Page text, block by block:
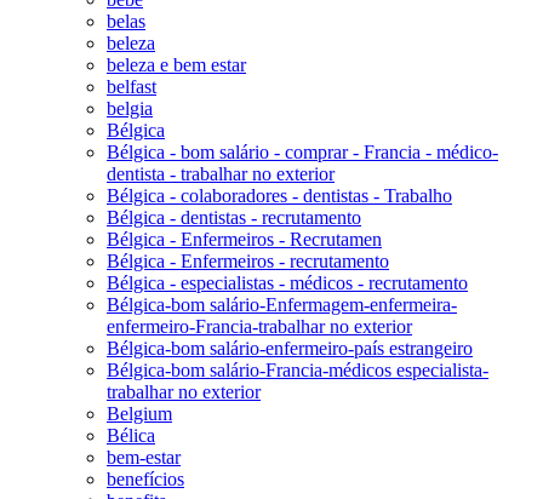
belas
beleza
beleza e bem estar
belfast
belgia
Bélgica
Bélgica - bom salário - comprar - Francia - médico-
dentista - trabalhar no exterior
Bélgica - colaboradores - dentistas - Trabalho
Bélgica - dentistas - recrutamento
Bélgica - Enfermeiros - Recrutamen
Bélgica - Enfermeiros - recrutamento
Bélgica - especialistas - médicos - recrutamento
Bélgica-bom salário-Enfermagem-enfermeira-
enfermeiro-Francia-trabalhar no exterior
Bélgica-bom salário-enfermeiro-país estrangeiro
Bélgica-bom salário-Francia-médicos especialista-
trabalhar no exterior
Belgium
Bélica
bem-estar
benefícios